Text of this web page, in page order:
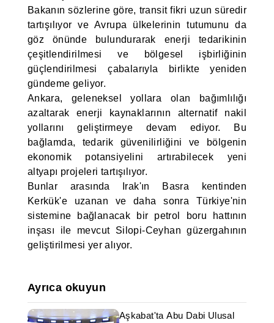
Bakanın sözlerine göre, transit fikri uzun süredir
tartışılıyor ve Avrupa ülkelerinin tutumunu da
göz önünde bulundurarak enerji tedarikinin
çeşitlendirilmesi ve bölgesel işbirliğinin
güçlendirilmesi çabalarıyla birlikte yeniden
gündeme geliyor.
Ankara, geleneksel yollara olan bağımlılığı
azaltarak enerji kaynaklarının alternatif nakil
yollarını geliştirmeye devam ediyor. Bu
bağlamda, tedarik güvenilirliğini ve bölgenin
ekonomik potansiyelini artırabilecek yeni
altyapı projeleri tartışılıyor.
Bunlar arasında Irak'ın Basra kentinden
Kerkük'e uzanan ve daha sonra Türkiye'nin
sistemine bağlanacak bir petrol boru hattının
inşası ile mevcut Silopi-Ceyhan güzergahının
geliştirilmesi yer alıyor.
Ayrıca okuyun
Aşkabat'ta Abu Dabi Ulusal